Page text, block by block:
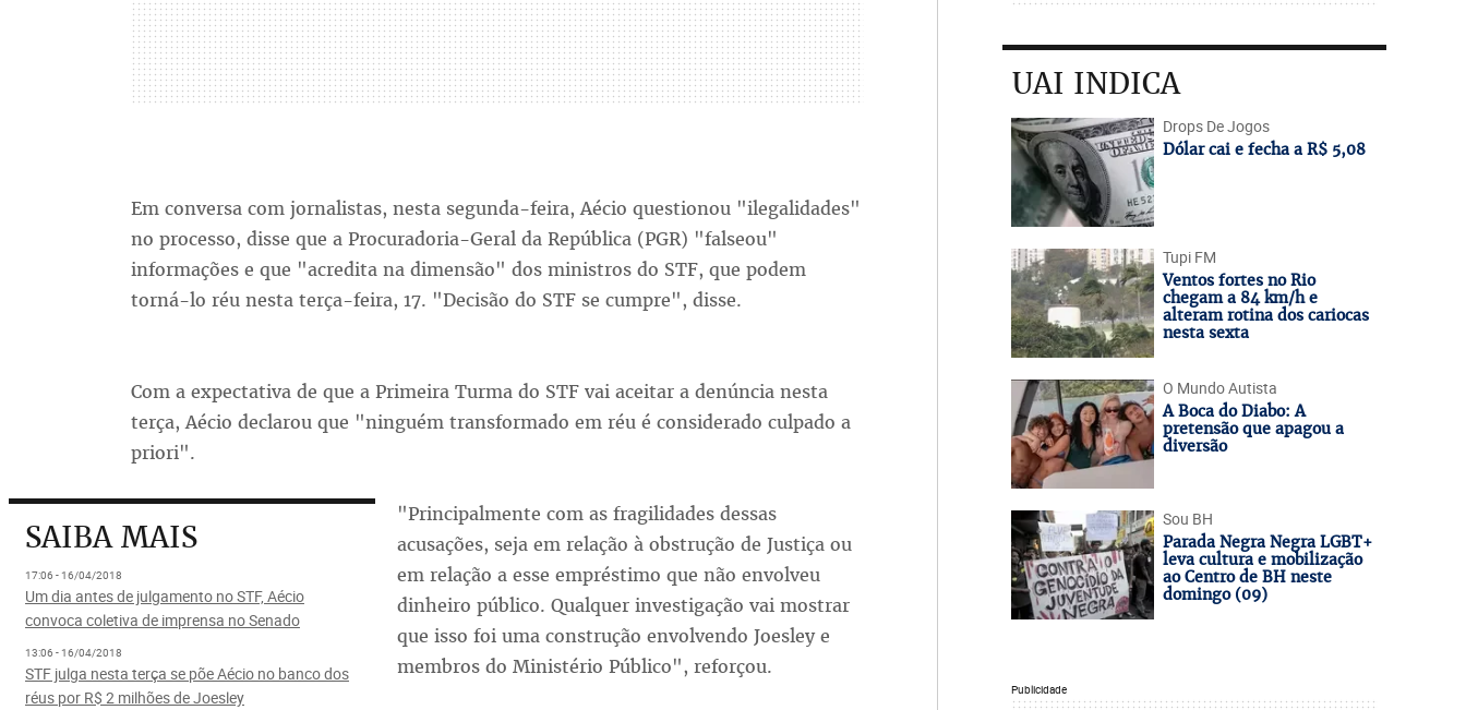
Em conversa com jornalistas, nesta segunda-feira, Aécio questionou "ilegalidades"
no processo, disse que a Procuradoria-Geral da República (PGR) "falseou"
informações e que "acredita na dimensão" dos ministros do STF, que podem
torná-lo réu nesta terça-feira, 17. "Decisão do STF se cumpre", disse.
Com a expectativa de que a Primeira Turma do STF vai aceitar a denúncia nesta
terça, Aécio declarou que "ninguém transformado em réu é considerado culpado a
priori".
SAIBA MAIS
17:06 - 16/04/2018
Um dia antes de julgamento no STF, Aécio
convoca coletiva de imprensa no Senado
13:06 - 16/04/2018
STF julga nesta terça se põe Aécio no banco dos
réus por R$ 2 milhões de Joesley
"Principalmente com as fragilidades dessas
acusações, seja em relação à obstrução de Justiça ou
em relação a esse empréstimo que não envolveu
dinheiro público. Qualquer investigação vai mostrar
que isso foi uma construção envolvendo Joesley e
membros do Ministério Público", reforçou.
UAI INDICA
Drops De Jogos
Dólar cai e fecha a R$ 5,08
Tupi FM
Ventos fortes no Rio
chegam a 84 km/h e
alteram rotina dos cariocas
nesta sexta
O Mundo Autista
A Boca do Diabo: A
pretensão que apagou a
diversão
Sou BH
Parada Negra Negra LGBT+
leva cultura e mobilização
ao Centro de BH neste
domingo (09)
Publicidade